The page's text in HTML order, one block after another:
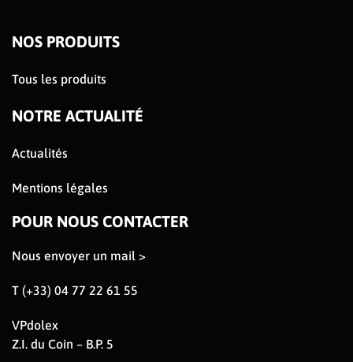
NOS PRODUITS
Tous les produits
NOTRE ACTUALITÉ
Actualités
Mentions légales
POUR NOUS CONTACTER
Nous envoyer un mail >
T (+33) 04 77 22 61 55
VPdolex
Z.I. du Coin – B.P. 5